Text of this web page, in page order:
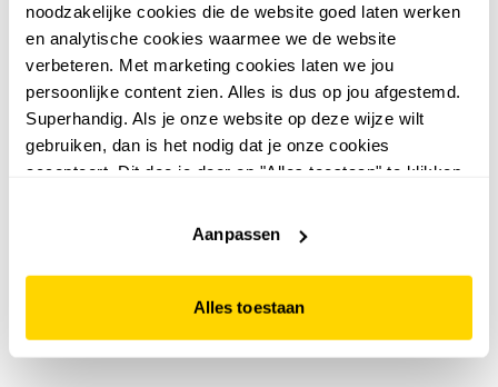
noodzakelijke cookies die de website goed laten werken
en analytische cookies waarmee we de website
verbeteren. Met marketing cookies laten we jou
persoonlijke content zien. Alles is dus op jou afgestemd.
Superhandig. Als je onze website op deze wijze wilt
gebruiken, dan is het nodig dat je onze cookies
accepteert. Dit doe je door op "Alles toestaan" te klikken.
website niet optimaal functioneert.
Aanpassen
Alles toestaan